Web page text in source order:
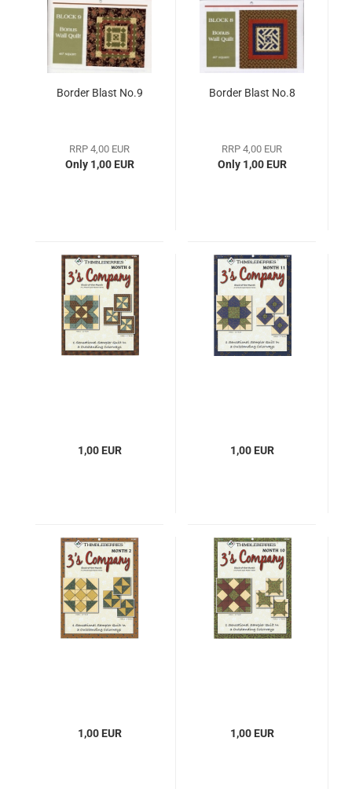
Border Blast No.9
RRP 4,00 EUR
Only 1,00 EUR
Border Blast No.8
RRP 4,00 EUR
Only 1,00 EUR
1,00 EUR 1,00 EUR
1,00 EUR 1,00 EUR